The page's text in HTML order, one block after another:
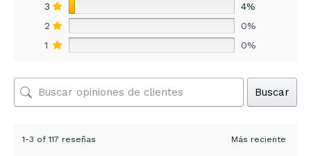
3
4%
2
0%
1
0%
Buscar
1-3 of 117 reseñas